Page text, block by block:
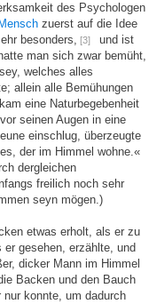
des Psychologen
zuerst auf die Idee
besonders, [3]
und ist
man sich zwar bemüht,
welches alles
allein alle Bemühungen
eine Naturbegebenheit
seinen Augen in eine
einschlug, überzeugte
der im Himmel wohne.«
dergleichen
freilich noch sehr
seyn mögen.)
etwas erholt, als er zu
gesehen, erzählte, und
dicker Mann im Himmel
Backen und den Bauch
konnte, um dadurch